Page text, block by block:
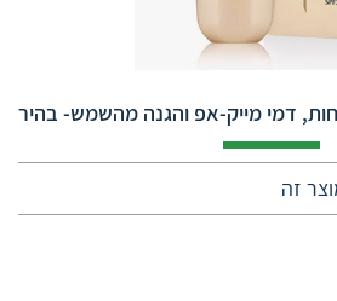
דמי מייק-אפ והגנה מהשמש- בהיר
זה